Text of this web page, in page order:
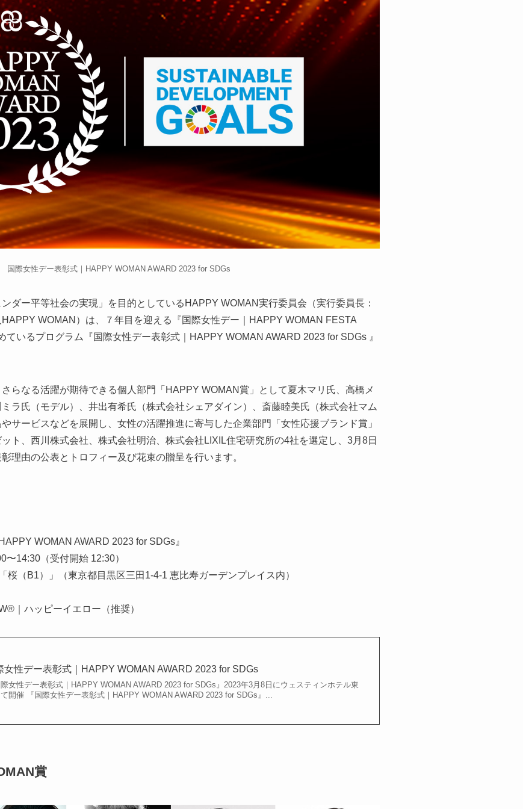
国際女性デー表彰式｜HAPPY WOMAN AWARD 2023 for SDGs
ダー平等社会の実現」を目的としているHAPPY WOMAN実行委員会（実行委員長：
WOMAN）は、７年目を迎える『国際女性デー｜HAPPY WOMAN FESTA
ているプログラム『国際女性デー表彰式｜HAPPY WOMAN AWARD 2023 for SDGs 』
らなる活躍が期待できる個人部門「HAPPY WOMAN賞」として夏木マリ氏、高橋メ
ラ氏（モデル）、井出有希氏（株式会社シェアダイン）、斎藤睦美氏（株式会社マム
サービスなどを展開し、女性の活躍推進に寄与した企業部門「女性応援ブランド賞」
ト、西川株式会社、株式会社明治、株式会社LIXIL住宅研究所の4社を選定し、3月8日
理由の公表とトロフィー及び花束の贈呈を行います。
WOMAN AWARD 2023 for SDGs』
14:30（受付開始 12:30）
桜（B1）」（東京都目黒区三田1-4-1 恵比寿ガーデンプレイス内）
｜ハッピーイエロー（推奨）
女性デー表彰式｜HAPPY WOMAN AWARD 2023 for SDGs
際女性デー表彰式｜HAPPY WOMAN AWARD 2023 for SDGs』 2023年3月8日にウェスティンホテル東
開催 『国際女性デー表彰式｜HAPPY WOMAN AWARD 2023 for SDGs』...
賞